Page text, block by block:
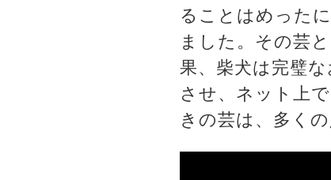
ることはめった
ました。その芸
果、柴犬は完璧
させ、ネット上
きの芸は、多く